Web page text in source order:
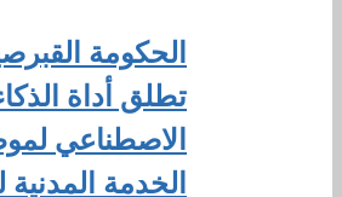
الحكومة
تطلق أداة
الاصطناعي
الخدمة المدنية